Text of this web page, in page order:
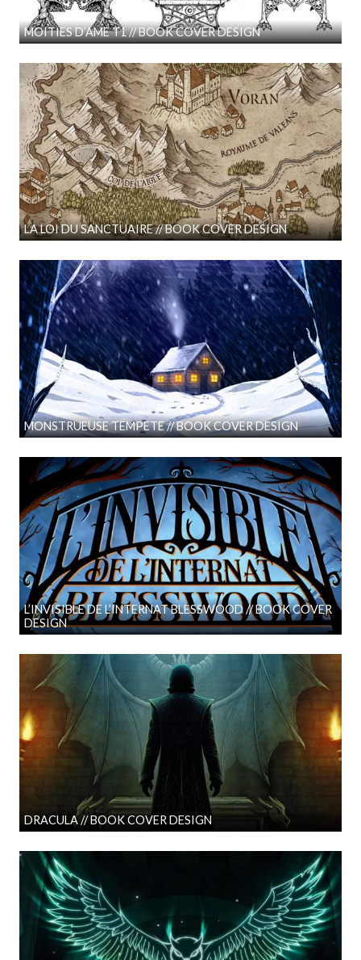
MOITIES D’AME T1 // BOOK COVER DESIGN
LA LOI DU SANCTUAIRE // BOOK COVER DESIGN
MONSTRUEUSE TEMPETE // BOOK COVER DESIGN
L’INVISIBLE DE L’INTERNAT BLESSWOOD // BOOK COVER
DESIGN
DRACULA // BOOK COVER DESIGN